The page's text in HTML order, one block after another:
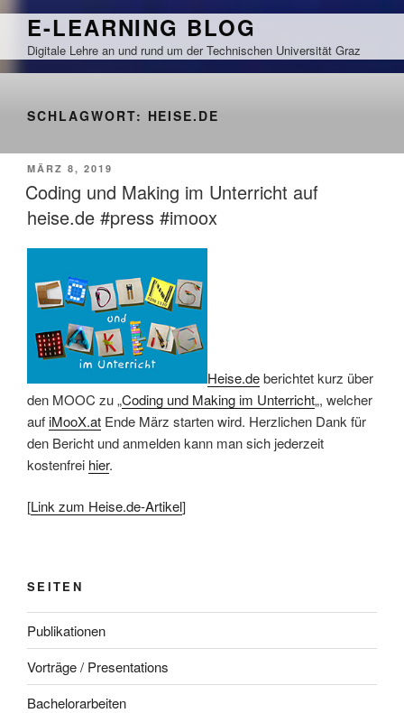
Zum
springen
E-LEARNING BLOG
Digitale Lehre an und rund um der Technischen Universität Graz
SCHLAGWORT: HEISE.DE
VERÖFFENTLICHT
AM
MÄRZ 8, 2019
Coding und Making im Unterricht auf
heise.de #press #imoox
Heise.deberichtet kurz über
den MOOC zu „Coding und Making im Unterricht„, welcher
aufiMooX.at Ende März starten wird. Herzlichen Dank für
den Bericht und anmelden kann man sich jederzeit
kostenfrei hier.
[Link zum Heise.de-Artikel]
SEITEN
Publikationen
Vorträge / Presentations
Bachelorarbeiten